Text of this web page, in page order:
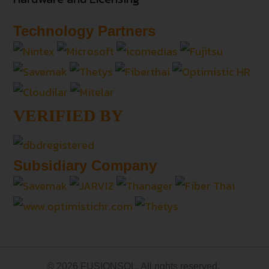
Technology Partners
VERIFIED BY
Subsidiary Company
© 2026 FUSIONSOL. All rights reserved.